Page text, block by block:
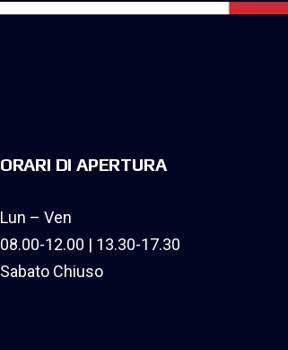
ORARI DI APERTURA
Lun – Ven
08.00-12.00 | 13.30-17.30
Sabato Chiuso